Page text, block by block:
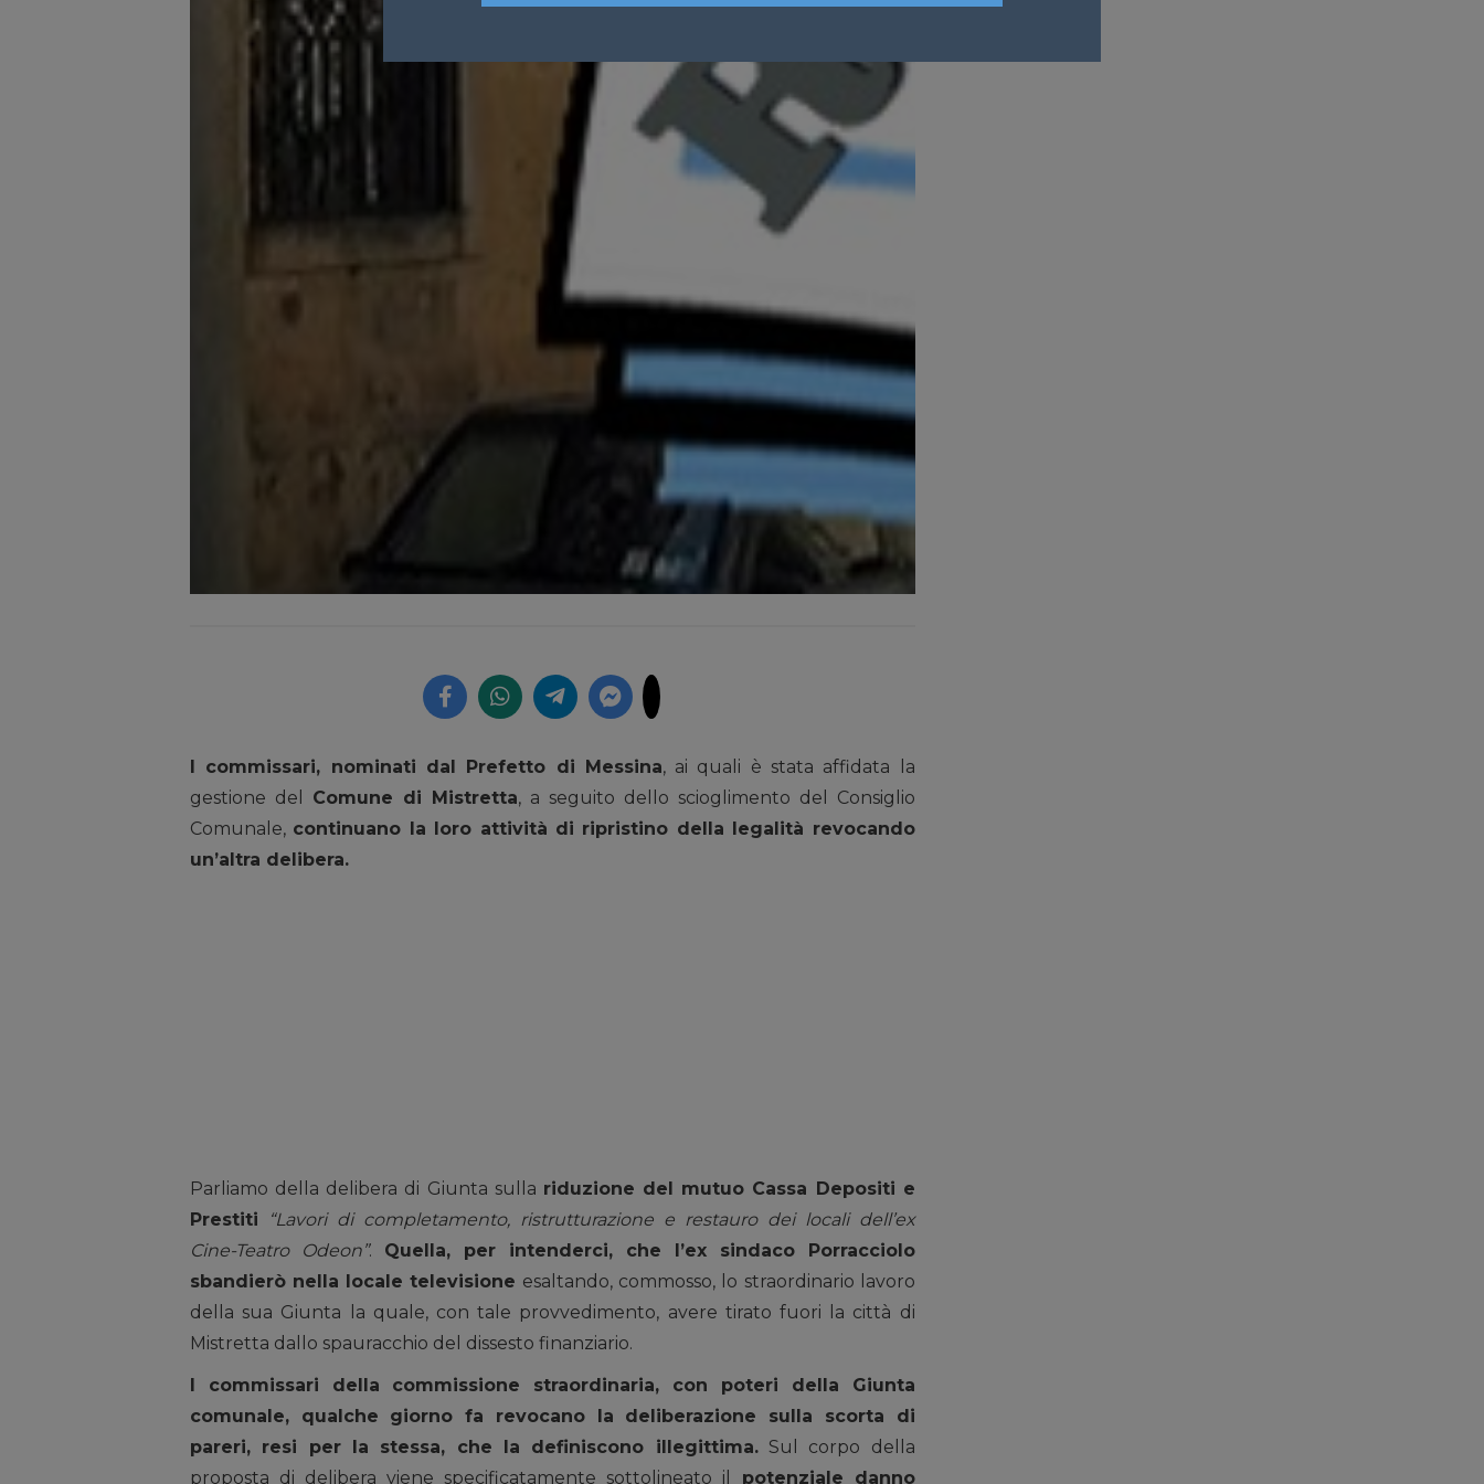
I commissari, nominati dal Prefetto di Messina, ai quali è stata affidata la
gestione del Comune di Mistretta, a seguito dello scioglimento del Consiglio
Comunale, continuano la loro attività di ripristino della legalità revocando
un’altra delibera.
Parliamo della delibera di Giunta sulla riduzione del mutuo Cassa Depositi e
Prestiti
“Lavori di completamento, ristrutturazione e restauro dei locali dell’ex
Cine-Teatro Odeon”. Quella, per intenderci, che l’ex sindaco Porracciolo
sbandierò nella locale televisione esaltando, commosso, lo straordinario lavoro
della sua Giunta la quale, con tale provvedimento, avere tirato fuori la città di
Mistretta dallo spauracchio del dissesto finanziario.
I commissari della commissione straordinaria, con poteri della Giunta
comunale, qualche giorno fa revocano la deliberazione sulla scorta di
pareri, resi per la stessa, che la definiscono illegittima.Sul corpo della
proposta di delibera viene specificatamente sottolineato il potenziale danno